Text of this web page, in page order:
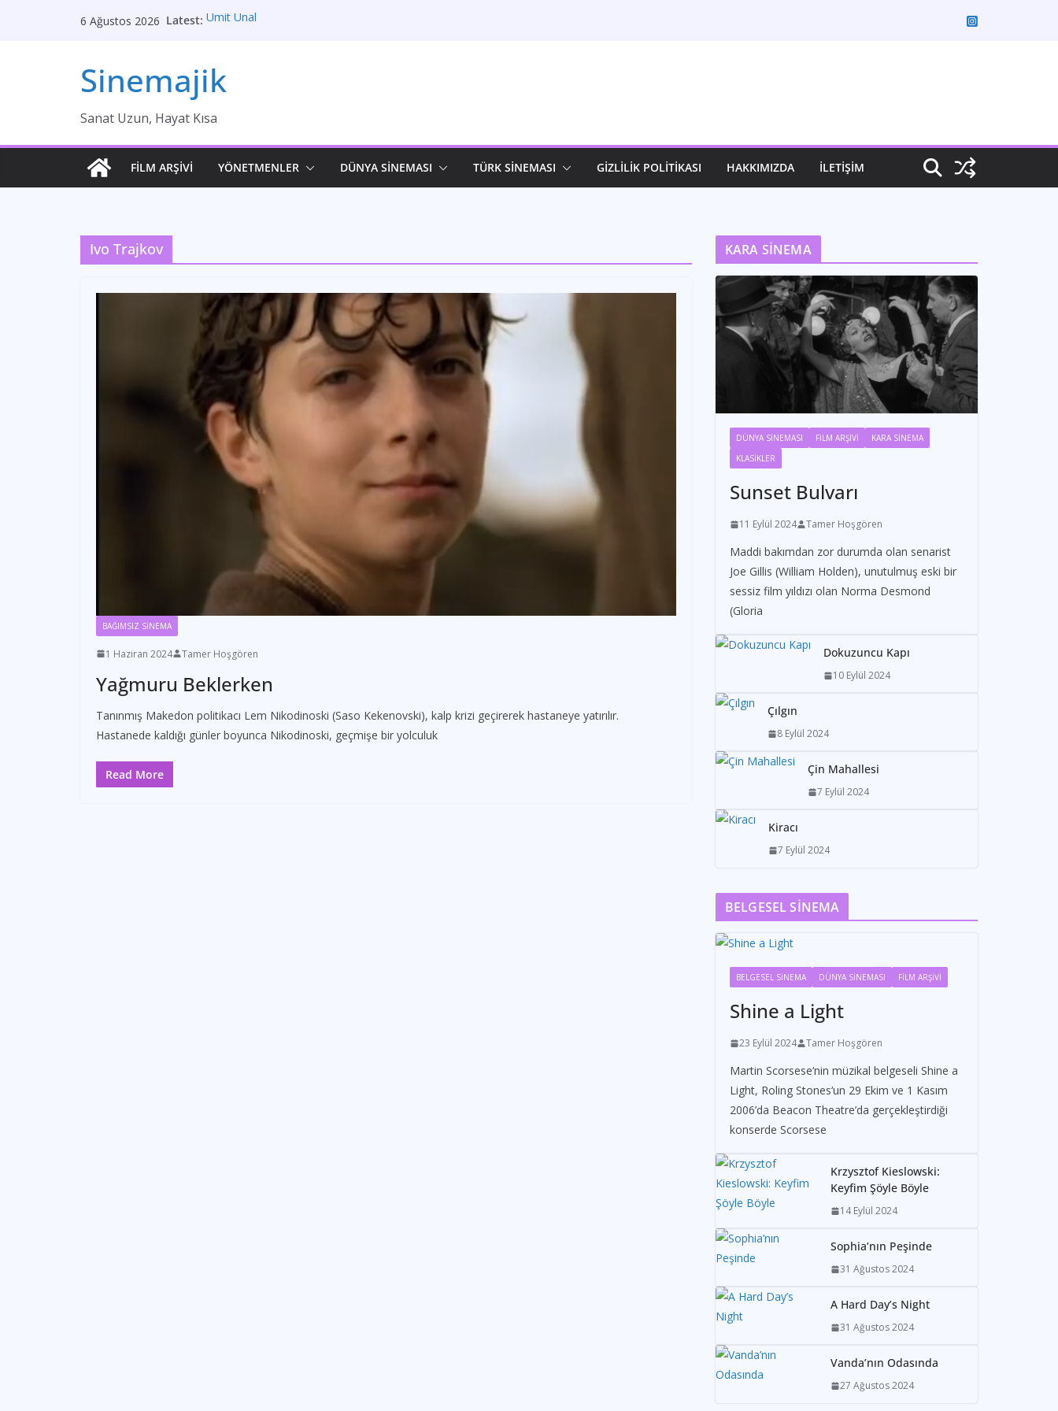
6 Ağustos 2026 Latest: Ümit Ünal
Kırık Bir Aşk Hikayesi
Ümit Efekan
Sinemajik
Sanat Uzun, Hayat Kısa
FİLM ARŞİVİ YÖNETMENLER DÜNYA SİNEMASI TÜRK SİNEMASI GİZLİLİK POLİTİKASI HAKKIMIZDA İLETİŞİM
Ivo Trajkov
BAĞIMSIZ SİNEMA
1 Haziran 2024 Tamer Hoşgören
Yağmuru Beklerken
Tanınmış Makedon politikacı Lem Nikodinoski (Saso Kekenovski), kalp krizi geçirerek hastaneye yatırılır.
Hastanede kaldığı günler boyunca Nikodinoski, geçmişe bir yolculuk
Read More
KARA SİNEMA
DÜNYA SİNEMASI FİLM ARŞİVİ
KARA SİNEMA
KLASİKLER
Sunset Bulvarı
11 Eylül 2024 Tamer Hoşgören
Maddi bakımdan zor durumda olan senarist
Joe Gillis (William Holden), unutulmuş eski bir
sessiz film yıldızı olan Norma Desmond
(Gloria
Dokuzuncu Kapı
10 Eylül 2024
Çılgın
8 Eylül 2024
Çin Mahallesi
7 Eylül 2024
Kiracı
7 Eylül 2024
BELGESEL SİNEMA
BELGESEL SİNEMA DÜNYA SİNEMASI FİLM ARŞİVİ
Shine a Light
23 Eylül 2024 Tamer Hoşgören
Martin Scorsese‘nin müzikal belgeseli Shine a
Light, Roling Stones‘un 29 Ekim ve 1 Kasım
2006’da Beacon Theatre’da gerçekleştirdiği
konserde Scorsese
Krzysztof Kieslowski:
Keyfim Şöyle Böyle
14 Eylül 2024
Sophia’nın Peşinde
31 Ağustos 2024
A Hard Day’s Night
31 Ağustos 2024
Vanda’nın Odasında
27 Ağustos 2024